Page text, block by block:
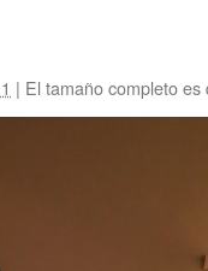
| El tamaño completo